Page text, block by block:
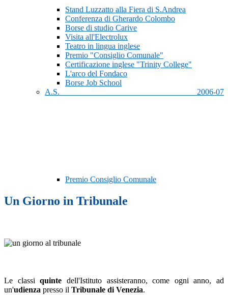
Stand Luzzatto alla Fiera di S.Andrea
Conferenza di Gherardo Colombo
Borse di studio Carive
Visita all'Electrolux
Teatro in lingua inglese
Premio "Consiglio Comunale"
Certificazione inglese "Trinity College"
L'arco del Fondaco
Borse Job School
A.S. 2006-07
Premio Consiglio Comunale
Un Giorno in Tribunale
Le classiquinte dell'Istituto assisteranno, come ogni anno, ad
un'udienza presso il Tribunale di Venezia.